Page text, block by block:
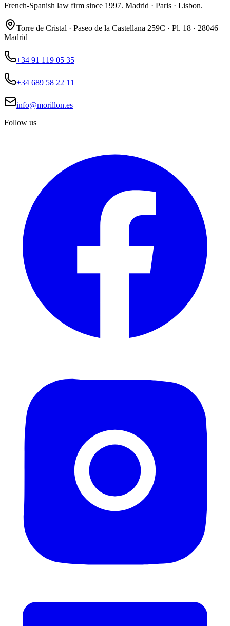
French-Spanish law firm since 1997. Madrid · Paris · Lisbon.
Torre de Cristal · Paseo de la Castellana 259C · Pl. 18 · 28046
Madrid
+34 91 119 05 35
+34 689 58 22 11
info@morillon.es
Follow us